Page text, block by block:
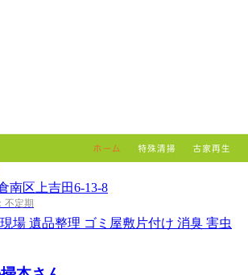
南区上吉田6-13-8
不定期
場 遺品整理 ゴミ屋敷片付け 消臭 害虫